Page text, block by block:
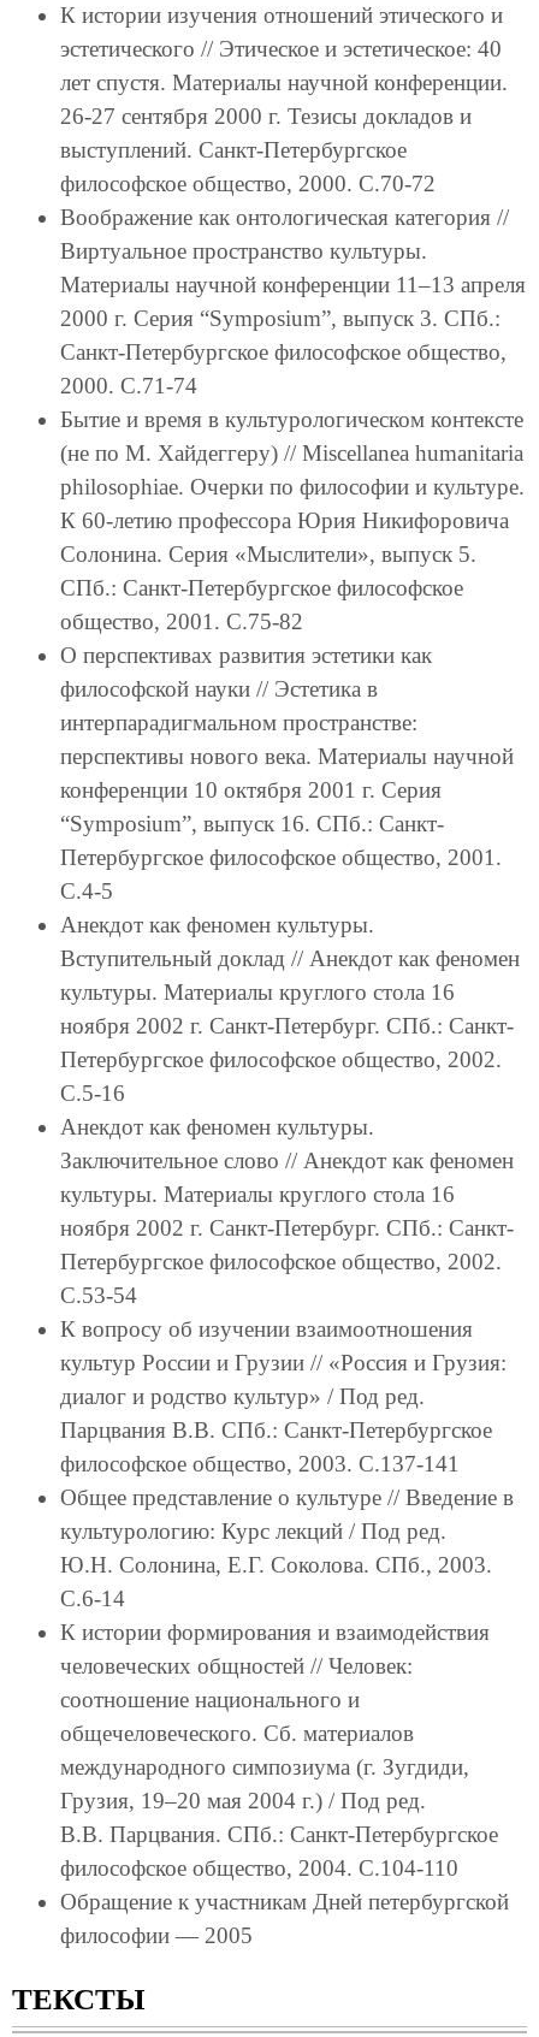
К истории изучения отношений этического и
эстетического // Этическое и эстетическое: 40
лет спустя. Материалы научной конференции.
26-27 сентября 2000 г. Тезисы докладов и
выступлений. Санкт-Петербургское
философское общество, 2000. С.70-72
Воображение как онтологическая категория //
Виртуальное пространство культуры.
Материалы научной конференции 11–13 апреля
2000 г. Серия “Symposium”, выпуск 3. СПб.:
Санкт-Петербургское философское общество,
2000. С.71-74
Бытие и время в культурологическом контексте
(не по М. Хайдеггеру) // Miscellanea humanitaria
philosоphiae. Очерки по философии и культуре.
К 60-летию профессора Юрия Никифоровича
Солонина. Серия «Мыслители», выпуск 5.
СПб.: Санкт-Петербургское философское
общество, 2001. С.75-82
О перспективах развития эстетики как
философской науки // Эстетика в
интерпарадигмальном пространстве:
перспективы нового века. Материалы научной
конференции 10 октября 2001 г. Серия
“Symposium”, выпуск 16. СПб.: Санкт-
Петербургское философское общество, 2001.
С.4-5
Анекдот как феномен культуры.
Вступительный доклад // Анекдот как феномен
культуры. Материалы круглого стола 16
ноября 2002 г. Санкт-Петербург. СПб.: Санкт-
Петербургское философское общество, 2002.
С.5-16
Анекдот как феномен культуры.
Заключительное слово // Анекдот как феномен
культуры. Материалы круглого стола 16
ноября 2002 г. Санкт-Петербург. СПб.: Санкт-
Петербургское философское общество, 2002.
С.53-54
К вопросу об изучении взаимоотношения
культур России и Грузии // «Россия и Грузия:
диалог и родство культур» / Под ред.
Парцвания В.В. СПб.: Санкт-Петербургское
философское общество, 2003. С.137-141
Общее представление о культуре // Введение в
культурологию: Курс лекций / Под ред.
Ю.Н. Солонина, Е.Г. Соколова. СПб., 2003.
С.6-14
К истории формирования и взаимодействия
человеческих общностей // Человек:
соотношение национального и
общечеловеческого. Сб. материалов
международного симпозиума (г. Зугдиди,
Грузия, 19–20 мая 2004 г.) / Под ред.
В.В. Парцвания. СПб.: Санкт-Петербургское
философское общество, 2004. С.104-110
Обращение к участникам Дней петербургской
философии — 2005
ТЕКСТЫ